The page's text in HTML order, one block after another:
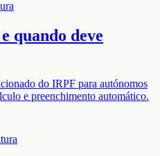
quando deve
do IRPF para autónomos
e preenchimento automático.